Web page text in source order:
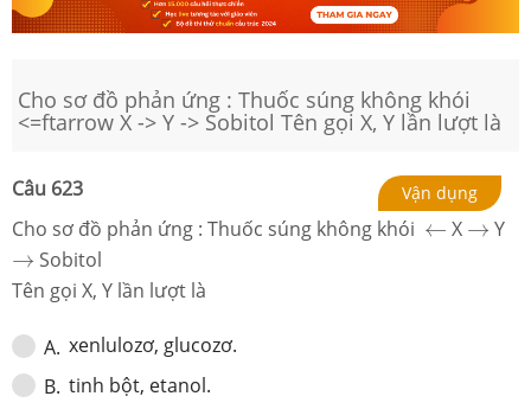
Cho sơ đồ phản ứng : Thuốc súng không khói
<=ftarrow X -> Y -> Sobitol Tên gọi X, Y lần lượt là
Câu 623 Vận dụng
Cho sơ đồ phản ứng : Thuốc súng không khói ←
← X →
→ Y
→
→ Sobitol
Tên gọi X, Y lần lượt là
A. xenlulozơ, glucozơ.
B. tinh bột, etanol.